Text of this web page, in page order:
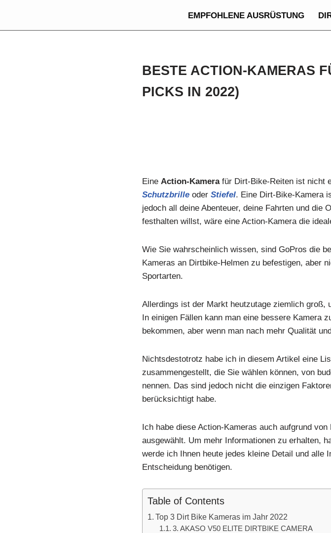
EMPFOHLENE AUSRÜSTUNG
BESTE ACTION-KAMERAS
PICKS IN 2022)
Eine Action-Kamerafür Dirt-Bike-Reiten ist nicht
Schutzbrille oder Stiefel. Eine Dirt-Bike-Kamera
jedoch all deine Abenteuer, deine Fahrten und die
festhalten willst, wäre eine Action-Kamera die
Wie Sie wahrscheinlich wissen, sind GoPros die
Kameras an Dirtbike-Helmen zu befestigen, aber
Sportarten.
Allerdings ist der Markt heutzutage ziemlich groß,
In einigen Fällen kann man eine bessere Kamera
bekommen, aber wenn man nach mehr Qualität
Nichtsdestotrotz habe ich in diesem Artikel eine
zusammengestellt, die Sie wählen können, von
nennen. Das sind jedoch nicht die einzigen
berücksichtigt habe.
Ich habe diese Action-Kameras auch aufgrund
ausgewählt. Um mehr Informationen zu erhalten,
werde ich Ihnen heute jedes kleine Detail und alle
Entscheidung benötigen.
Table of Contents
Top 3 Dirt Bike Kameras im Jahr 2022
3. AKASO V50 ELITE DIRTBIKE CAMERA